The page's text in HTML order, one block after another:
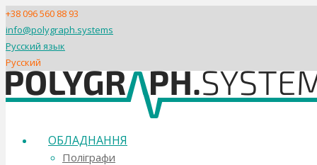
+38 096 560 88 93
info@polygraph.systems
Русский язык
Русский
ОБЛАДНАННЯ
Поліграфи